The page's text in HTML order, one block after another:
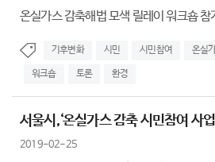
온실가스 감축해법 모색 릴레이 워크숍 참
기후변화 시민 시민참여 온실
워크숍 토론 환경
서울시,‘온실가스 감축 시민참여 사
2019-02-25